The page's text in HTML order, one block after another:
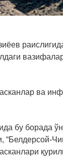
ва
бу борада
“Белдерсой-